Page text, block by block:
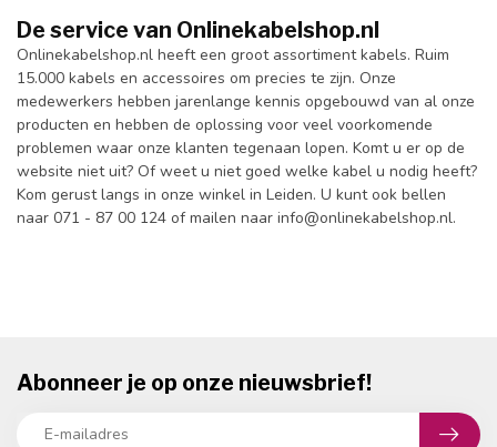
De service van Onlinekabelshop.nl
Onlinekabelshop.nl heeft een groot assortiment kabels. Ruim
15.000 kabels en accessoires om precies te zijn. Onze
medewerkers hebben jarenlange kennis opgebouwd van al onze
producten en hebben de oplossing voor veel voorkomende
problemen waar onze klanten tegenaan lopen. Komt u er op de
website niet uit? Of weet u niet goed welke kabel u nodig heeft?
Kom gerust langs in onze winkel in Leiden. U kunt ook bellen
naar 071 - 87 00 124 of mailen naar info@onlinekabelshop.nl.
Abonneer je op onze nieuwsbrief!